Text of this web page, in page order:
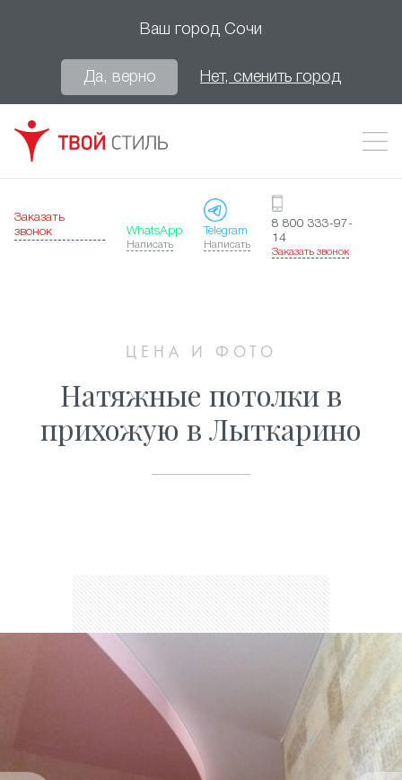
Ваш город Сочи
Да, верно Нет, сменить город
Заказать
звонок
WhatsApp
Написать
Telegram
Написать
8 800 333-97-
14
Заказать звонок
ЦЕНА И ФОТО
Натяжные потолки в
прихожую в Лыткарино